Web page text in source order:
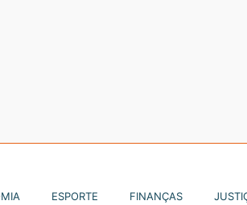
ESPORTE FINANÇAS